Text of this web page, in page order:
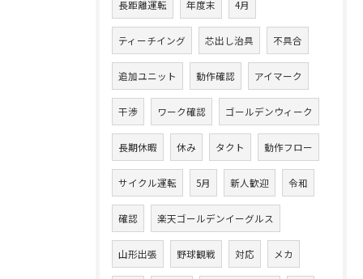
長距離運転 年度末 4月
ティーチイング 芯出し治具 不具合
追加ユニット 動作確認 アイマーク
干渉 ワーク確認 ゴールデンウィーク
長期休暇 休み タクト 動作フロー
サイクル運転 5月 新人歓迎 令和
確認 楽天ゴールデンイーグルス
山形出張 野球観戦 対応 メカ